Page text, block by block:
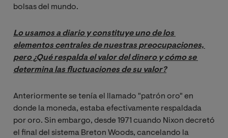
bolsas del mundo.
Lo usamos a diario y constituye uno de los
elementos centrales de nuestras preocupaciones,
pero ¿Qué respalda el valor del dinero y cómo se
determina las fluctuaciones de su valor?
Anteriormente se tenía el llamado "patrón oro" en
donde la moneda, estaba efectivamente respaldada
por oro. Sin embargo, desde 1971 cuando Nixon decretó
el final del sistema Breton Woods, cancelando la